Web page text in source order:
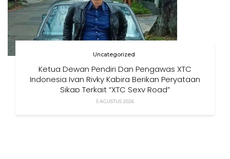
Uncategorized
Ketua Dewan Pendiri Dan Pengawas XTC
Indonesia Ivan Rivky Kabira Berikan Peryataan
Sikap Terkait “XTC Sexy Road”
5 AGUSTUS 2026